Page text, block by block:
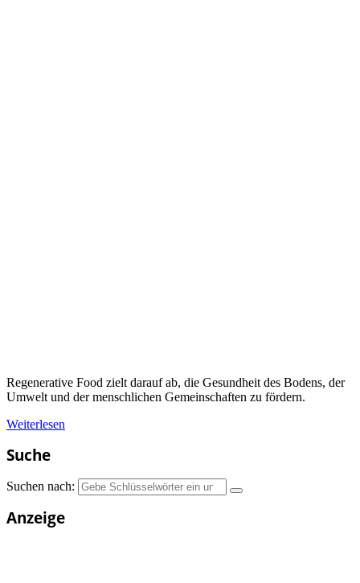
Regenerative Food zielt darauf ab, die Gesundheit des Bodens, der
Umwelt und der menschlichen Gemeinschaften zu fördern.
Weiterlesen
Suche
Suchen nach:
Anzeige